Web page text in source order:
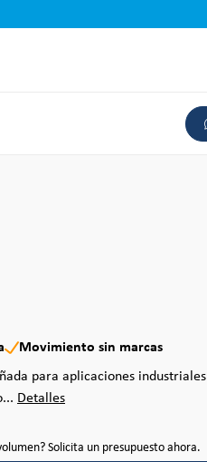
Movimiento sin marcas
para aplicaciones industriales
Detalles
Solicita un presupuesto ahora.